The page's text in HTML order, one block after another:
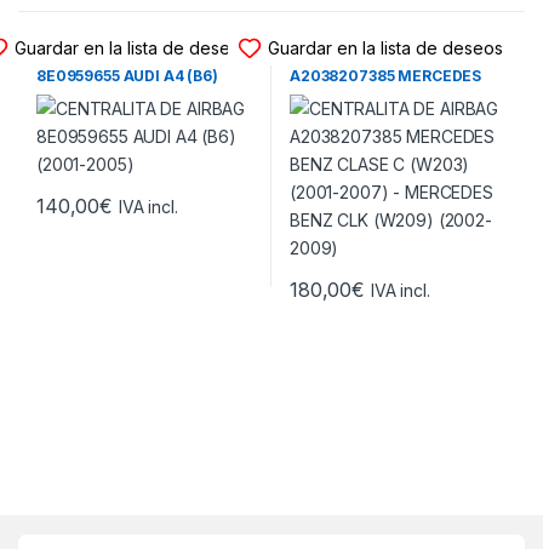
Guardar en la lista de deseos
CENTRALITA DE AIRBAG
8E0959655 AUDI A4 (B6)
(2001-2005)
140,00€ IVA incl.
Guardar en la lista de deseos
CENTRALITA DE AIRBAG
A2038207385 MERCEDES
BENZ CLASE C (W203)
(2001-2007) – MERCEDES
BENZ CLK (W209) (2002-
2009)
180,00€ IVA incl.